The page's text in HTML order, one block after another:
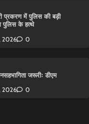
प्रकरण में पुलिस की बड़ी
पुलिस के हत्थे
2026 0
जरूरीः डीएम
2026 0